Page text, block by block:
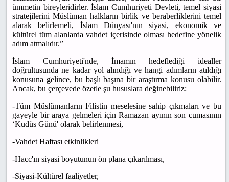
ümmetin bireyleridirler. İslam Cumhuriyeti Devleti, temel siyasi
stratejilerini Müslüman halkların birlik ve beraberliklerini temel
alarak belirlemeli, İslam Dünyası'nın siyasi, ekonomik ve
kültürel tüm alanlarda vahdet içerisinde olması hedefine yönelik
adım atmalıdır.”
İslam Cumhuriyeti'nde, İmamın hedeflediği idealler
doğrultusunda ne kadar yol alındığı ve hangi adımların atıldığı
konusuna gelince, bu başlı başına bir araştırma konusu olabilir.
Ancak, bu çerçevede özetle şu hususlara değinebiliriz:
-Tüm Müslümanların Filistin meselesine sahip çıkmaları ve bu
gayeyle bir araya gelmeleri için Ramazan ayının son cumasının
‘Kudüs Günü' olarak belirlenmesi,
-Vahdet Haftası etkinlikleri
-Hacc'ın siyasi boyutunun ön plana çıkarılması,
-Siyasi-Kültürel faaliyetler,